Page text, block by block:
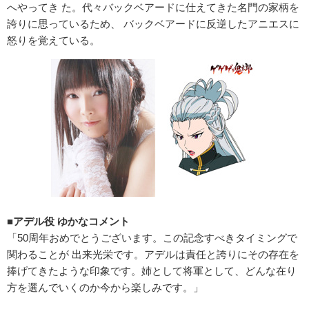
へやってき た。代々バックベアードに仕えてきた名門の家柄を
誇りに思っているため、 バックベアードに反逆したアニエスに
怒りを覚えている。
■アデル役 ゆかなコメント
「50周年おめでとうございます。この記念すべきタイミングで
関わることが 出来光栄です。アデルは責任と誇りにその存在を
捧げてきたような印象です。姉として将軍として、どんな在り
方を選んでいくのか今から楽しみです。」